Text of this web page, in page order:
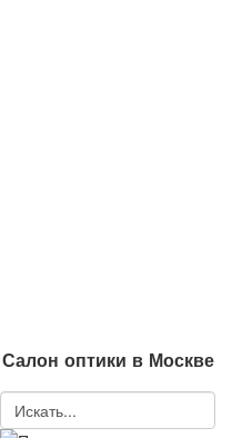
Салон оптики в Москве